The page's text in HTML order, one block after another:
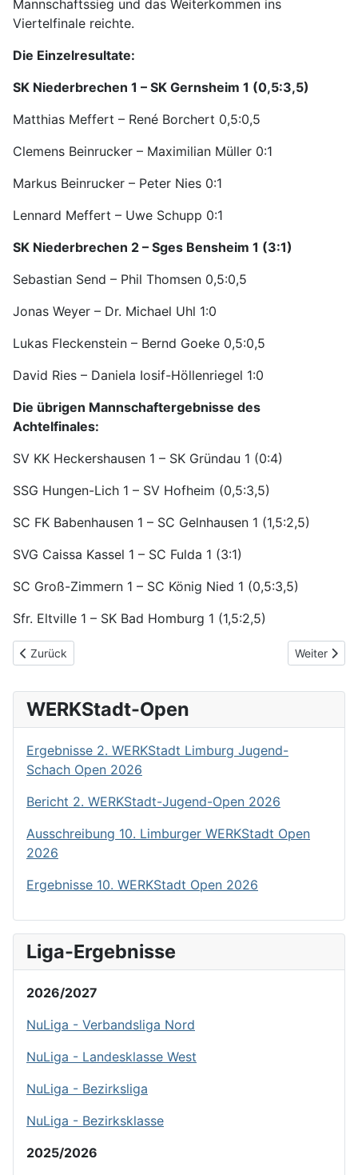
Mannschaftssieg und das Weiterkommen ins
Viertelfinale reichte.
Die Einzelresultate:
SK Niederbrechen 1 – SK Gernsheim 1 (0,5:3,5)
Matthias Meffert – René Borchert 0,5:0,5
Clemens Beinrucker – Maximilian Müller 0:1
Markus Beinrucker – Peter Nies 0:1
Lennard Meffert – Uwe Schupp 0:1
SK Niederbrechen 2 – Sges Bensheim 1 (3:1)
Sebastian Send – Phil Thomsen 0,5:0,5
Jonas Weyer – Dr. Michael Uhl 1:0
Lukas Fleckenstein – Bernd Goeke 0,5:0,5
David Ries – Daniela Iosif-Höllenriegel 1:0
Die übrigen Mannschaftergebnisse des
Achtelfinales:
SV KK Heckershausen 1 – SK Gründau 1 (0:4)
SSG Hungen-Lich 1 – SV Hofheim (0,5:3,5)
SC FK Babenhausen 1 – SC Gelnhausen 1 (1,5:2,5)
SVG Caissa Kassel 1 – SC Fulda 1 (3:1)
SC Groß-Zimmern 1 – SC König Nied 1 (0,5:3,5)
Sfr. Eltville 1 – SK Bad Homburg 1 (1,5:2,5)
Vorheriger Beitrag: Ausschreibung Neue Saison 2025/2026 im
Zurück Nächster
Weiter
WERKStadt-Open
Ergebnisse 2. WERKStadt Limburg Jugend-
Schach Open 2026
Bericht 2. WERKStadt-Jugend-Open 2026
Ausschreibung 10. Limburger WERKStadt Open
2026
Ergebnisse 10. WERKStadt Open 2026
Liga-Ergebnisse
2026/2027
NuLiga - Verbandsliga Nord
NuLiga - Landesklasse West
NuLiga - Bezirksliga
NuLiga - Bezirksklasse
2025/2026